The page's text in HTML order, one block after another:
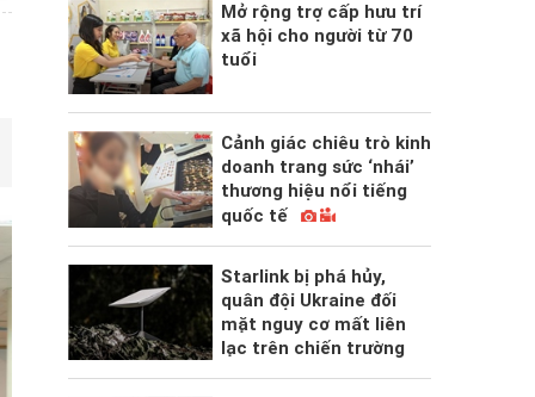
Mở rộng trợ cấp hưu trí
xã hội cho người từ 70
tuổi
Cảnh giác chiêu trò kinh
doanh trang sức ‘nhái’
thương hiệu nổi tiếng
quốc tế
Starlink bị phá hủy,
quân đội Ukraine đối
mặt nguy cơ mất liên
lạc trên chiến trường